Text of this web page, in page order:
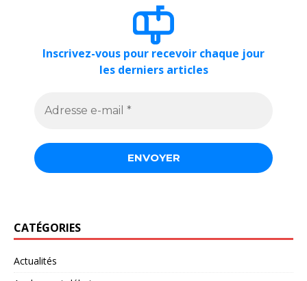
Inscrivez-vous pour recevoir chaque jour
les derniers articles
CATÉGORIES
Actualités